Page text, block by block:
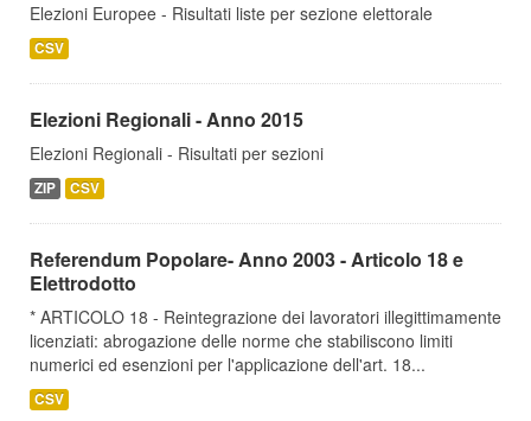
Elezioni Europee - Risultati liste per sezione elettorale
CSV
Elezioni Regionali - Anno 2015
Elezioni Regionali - Risultati per sezioni
ZIP CSV
Referendum Popolare- Anno 2003 - Articolo 18 e
Elettrodotto
* ARTICOLO 18 - Reintegrazione dei lavoratori illegittimamente
licenziati: abrogazione delle norme che stabiliscono limiti
numerici ed esenzioni per l'applicazione dell'art. 18...
CSV